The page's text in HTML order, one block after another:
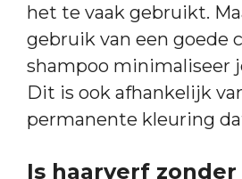
het te vaak gebruikt.
gebruik van een goede
shampoo minimaliseer
Dit is ook afhankelijk
permanente kleuring
Is haarverf